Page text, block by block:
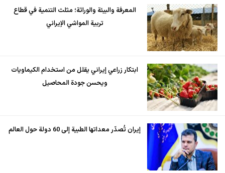
المعرفة والبيئة والوراثة؛ مثلث التنمية في قطاع
تربية المواشي الإيراني
ابتكار زراعي إيراني يقلل من استخدام الكيماويات
ويحسن جودة المحاصيل
إيران تُصدّر معداتها الطبية إلى 60 دولة حول العالم